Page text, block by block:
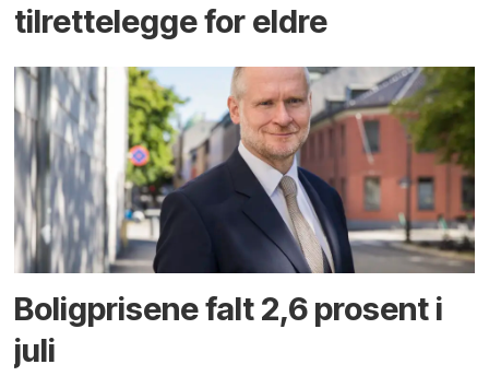
tilrettelegge for eldre
Boligprisene falt 2,6 prosent i
juli